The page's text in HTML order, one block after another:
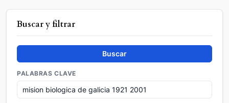
Buscar y filtrar
Buscar
PALABRAS CLAVE